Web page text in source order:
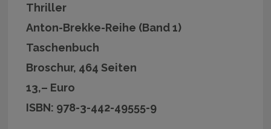
Thriller
Anton-Brekke-Reihe (Band 1)
Taschenbuch
Broschur, 464 Seiten
13,– Euro
ISBN: 978-3-442-49555-9